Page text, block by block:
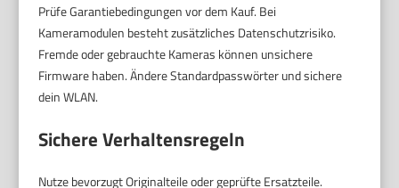
Prüfe Garantiebedingungen vor dem Kauf. Bei
Kameramodulen besteht zusätzliches Datenschutzrisiko.
Fremde oder gebrauchte Kameras können unsichere
Firmware haben. Ändere Standardpasswörter und sichere
dein WLAN.
Sichere Verhaltensregeln
Nutze bevorzugt Originalteile oder geprüfte Ersatzteile.